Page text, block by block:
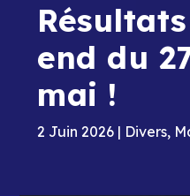
end du
mai !
2 Juin 2026 | Divers,